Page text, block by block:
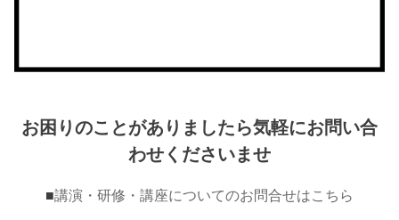
お困りのことがありましたら気軽にお問い合
わせくださいませ
■講演・研修・講座についてのお問合せはこちら